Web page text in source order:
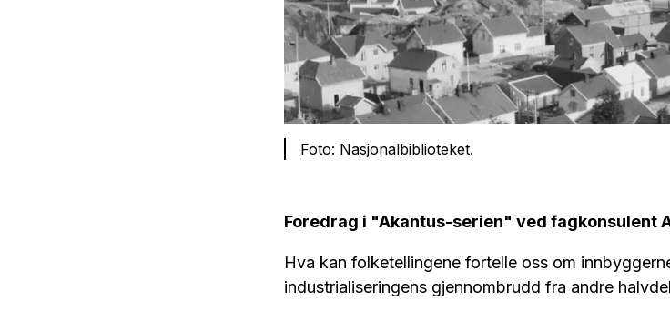
Foto: Nasjonalbiblioteket.
Foredrag i "Akantus-serien" ved fagkonsulent
Hva kan folketellingene fortelle oss om
industrialiseringens gjennombrudd fra andre